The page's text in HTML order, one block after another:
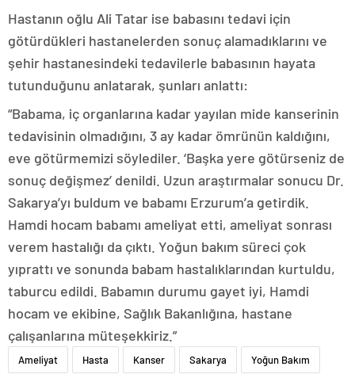
Hastanın oğlu Ali Tatar ise babasını tedavi için
götürdükleri hastanelerden sonuç alamadıklarını ve
şehir hastanesindeki tedavilerle babasının hayata
tutunduğunu anlatarak, şunları anlattı:
“Babama, iç organlarına kadar yayılan mide kanserinin
tedavisinin olmadığını, 3 ay kadar ömrünün kaldığını,
eve götürmemizi söylediler. ‘Başka yere götürseniz de
sonuç değişmez’ denildi. Uzun araştırmalar sonucu Dr.
Sakarya’yı buldum ve babamı Erzurum’a getirdik.
Hamdi hocam babamı ameliyat etti, ameliyat sonrası
verem hastalığı da çıktı. Yoğun bakım süreci çok
yıprattı ve sonunda babam hastalıklarından kurtuldu,
taburcu edildi. Babamın durumu gayet iyi, Hamdi
hocam ve ekibine, Sağlık Bakanlığına, hastane
çalışanlarına müteşekkiriz.”
Ameliyat Hasta Kanser Sakarya Yoğun Bakım